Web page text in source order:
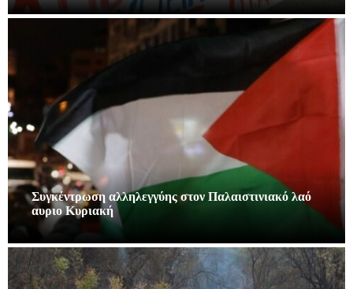
Συγκέντρωση αλληλεγγύης στον Παλαιστινιακό λαό
αυριο Κυριακή